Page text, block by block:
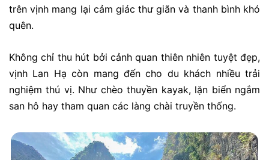
trên vịnh mang lại cảm giác thư giãn và thanh bình khó
quên.
Không chỉ thu hút bởi cảnh quan thiên nhiên tuyệt đẹp,
vịnh Lan Hạ còn mang đến cho du khách nhiều trải
nghiệm thú vị. Như chèo thuyền kayak, lặn biển ngắm
san hô hay tham quan các làng chài truyền thống.